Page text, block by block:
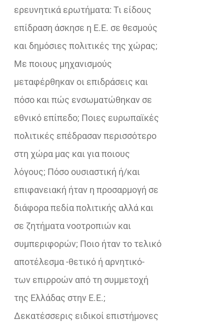
ερευνητικά ερωτήματα: Τι είδους
επίδραση άσκησε η Ε.Ε. σε θεσμούς
και δημόσιες πολιτικές της χώρας;
Με ποιους μηχανισμούς
μεταφέρθηκαν οι επιδράσεις και
πόσο και πώς ενσωματώθηκαν σε
εθνικό επίπεδο; Ποιες ευρωπαϊκές
πολιτικές επέδρασαν περισσότερο
στη χώρα μας και για ποιους
λόγους; Πόσο ουσιαστική ή/και
επιφανειακή ήταν η προσαρμογή σε
διάφορα πεδία πολιτικής αλλά και
σε ζητήματα νοοτροπιών και
συμπεριφορών; Ποιο ήταν το τελικό
αποτέλεσμα -θετικό ή αρνητικό-
των επιρροών από τη συμμετοχή
της Ελλάδας στην Ε.Ε.;
Δεκατέσσερις ειδικοί επιστήμονες